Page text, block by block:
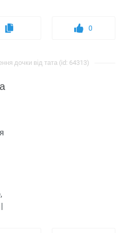
0
дочки від тата (id: 64313)